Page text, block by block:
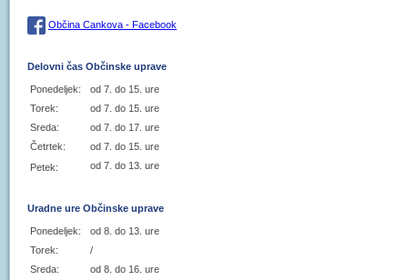
Občina Cankova - Facebook
Delovni čas Občinske uprave
Ponedeljek:
od 7. do 15. ure
Torek:
od 7. do 15. ure
Sreda:
od 7. do 17. ure
Četrtek:
od 7. do 15. ure
Petek:
od 7. do 13. ure
Uradne ure Občinske uprave
Ponedeljek:
od 8. do 13. ure
Torek:
/
Sreda:
od 8. do 16. ure